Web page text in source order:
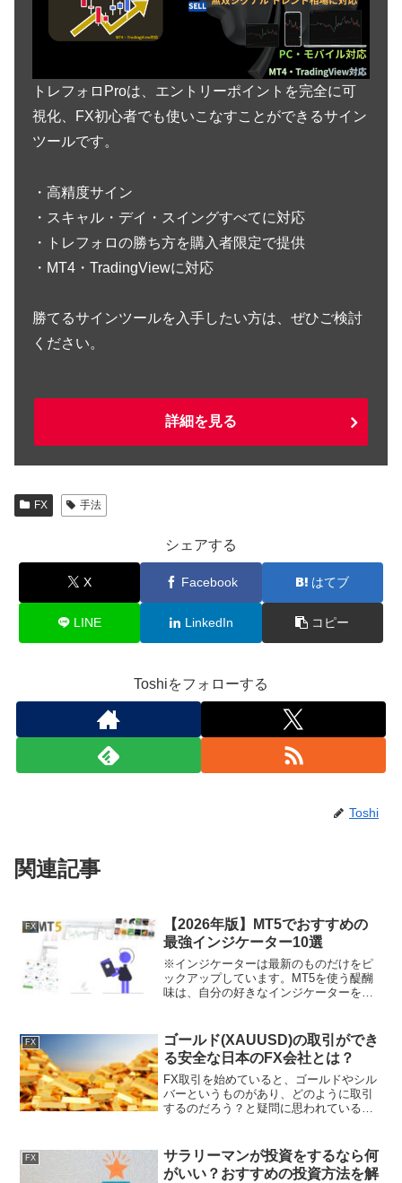
トレフォロProは、エントリーポイントを完全に可
視化、FX初心者でも使いこなすことができるサイン
ツールです。
・高精度サイン
・スキャル・デイ・スイングすべてに対応
・トレフォロの勝ち方を購入者限定で提供
・MT4・TradingViewに対応
勝てるサインツールを入手したい方は、ぜひご検討
ください。
詳細を見る
FX 手法
シェアする
X Facebook はてブ
LINE LinkedIn コピー
Toshiをフォローする
Toshi
関連記事
FX
【2026年版】MT5でおすすめの
最強インジケーター10選
※インジケーターは最新のものだけをピ
ックアップしています。MT5を使う醍醐
味は、自分の好きなインジケーターを入
ンジケーターを利用することはできます
が、使用できるインジケ...
FX
ゴールド(XAUUSD)の取引ができ
る安全な日本のFX会社とは？
FX取引を始めていると、ゴールドやシル
バーというものがあり、どのように取引
するのだろう？と疑問に思われている方
をすることができ、日本のFX会社でも取
り扱っているので誰...
FX
サラリーマンが投資をするなら何
がいい？おすすめの投資方法を解